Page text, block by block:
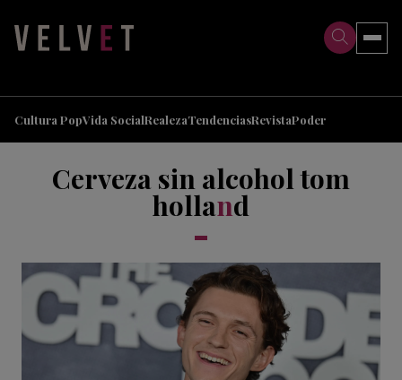
Cultura PopVida SocialRealezaTendenciasRevistaPoder
Cerveza sin alcohol tom
holland